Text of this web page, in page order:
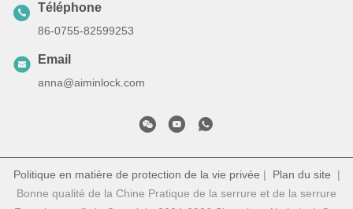
Téléphone
86-0755-82599253
Email
anna@aiminlock.com
Politique en matière de protection de la vie privée | Plan du site |
Bonne qualité de la Chine Pratique de la serrure et de la serrure